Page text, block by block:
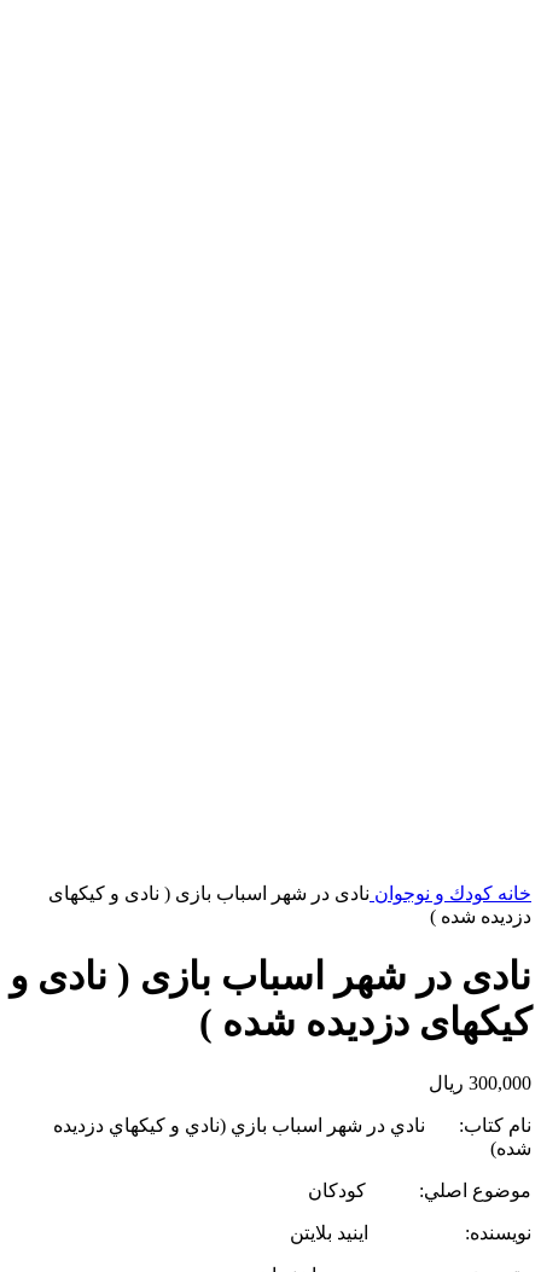
خانه کودك و نوجوان نادی در شهر اسباب بازی ( نادی و کیکهای
دزدیده شده )
نادی در شهر اسباب بازی ( نادی و
کیکهای دزدیده شده )
300,000 ریال
نام كتاب: نادي در شهر اسباب بازي (نادي و كيكهاي دزديده
شده)
موضوع اصلي: كودكان
نويسنده: اينيد بلايتن